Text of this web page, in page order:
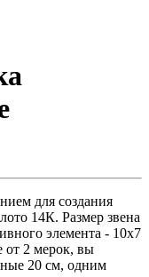
для создания
14К. Размер звена
элемента - 10x7
от 2 мерок, вы
20 см, одним